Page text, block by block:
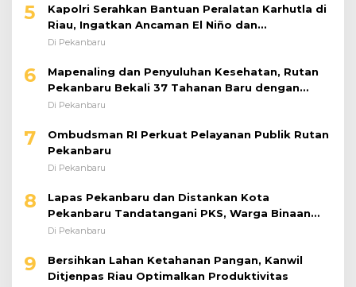
5
Kapolri Serahkan Bantuan Peralatan Karhutla di
Riau, Ingatkan Ancaman El Niño dan
Prioritaskan Pencegahan
Di Pekanbaru
6
Mapenaling dan Penyuluhan Kesehatan, Rutan
Pekanbaru Bekali 37 Tahanan Baru dengan
Edukasi TBC, HIV, dan Bahaya Narkoba
Di Pekanbaru
7
Ombudsman RI Perkuat Pelayanan Publik Rutan
Pekanbaru
Di Pekanbaru
8
Lapas Pekanbaru dan Distankan Kota
Pekanbaru Tandatangani PKS, Warga Binaan
Dibekali Keterampilan Peternakan Ayam Petelur
Di Pekanbaru
9
Bersihkan Lahan Ketahanan Pangan, Kanwil
Ditjenpas Riau Optimalkan Produktivitas